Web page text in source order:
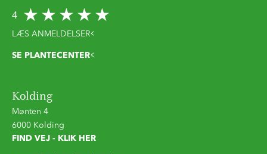
4
LÆS ANMELDELSER
SE PLANTECENTER
Kolding
Mønten 4
6000 Kolding
FIND VEJ - KLIK HER